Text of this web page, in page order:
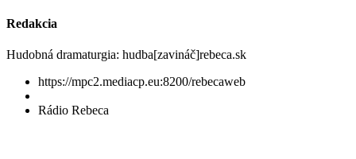
Redakcia
Hudobná dramaturgia: hudba[zavináč]rebeca.sk
https://mpc2.mediacp.eu:8200/rebecaweb
Rádio Rebeca